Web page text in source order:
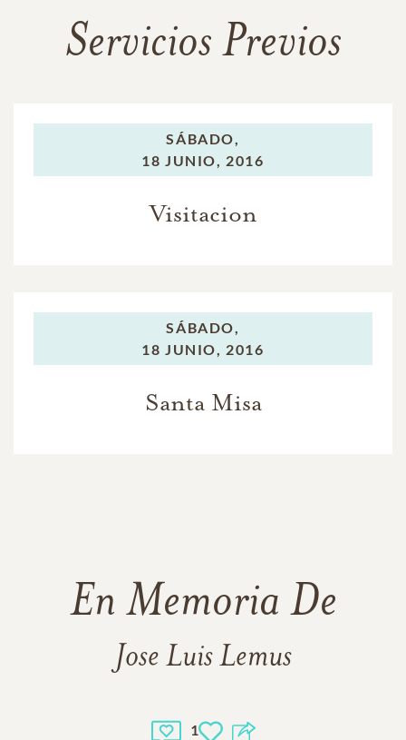
Servicios Previos
SÁBADO,
18 JUNIO, 2016
Visitacion
SÁBADO,
18 JUNIO, 2016
Santa Misa
En Memoria De
Jose Luis Lemus
1